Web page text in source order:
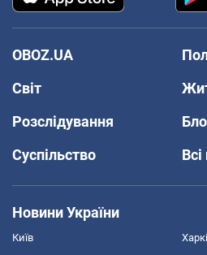
OBOZ.UA
Світ
Розслідування
Суспільство
Новини України
Київ